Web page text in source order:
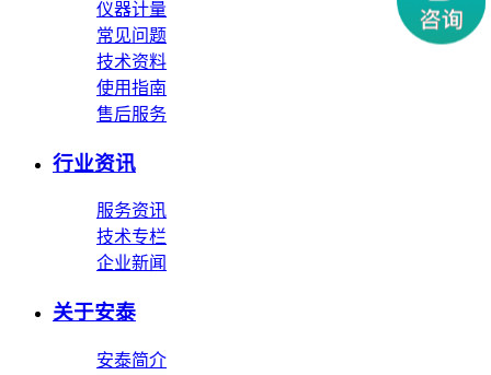
仪器计量
常见问题
技术资料
使用指南
售后服务
行业资讯
服务资讯
技术专栏
企业新闻
关于安泰
安泰简介